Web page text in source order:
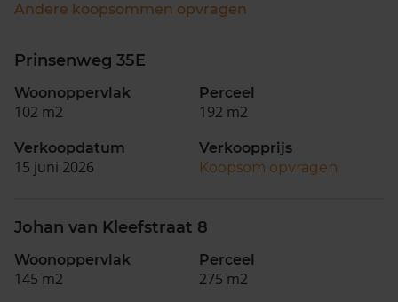
Andere koopsommen opvragen
Prinsenweg 35E
Woonoppervlak
102 m2
Perceel
192 m2
Verkoopdatum
15 juni 2026
Verkoopprijs
Koopsom opvragen
Johan van Kleefstraat 8
Woonoppervlak
145 m2
Perceel
275 m2